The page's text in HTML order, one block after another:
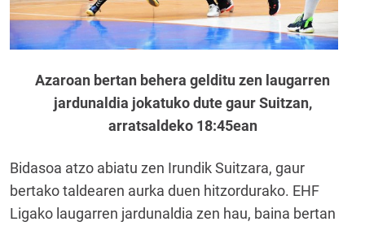
Azaroan bertan behera gelditu zen laugarren
jardunaldia jokatuko dute gaur Suitzan,
arratsaldeko 18:45ean
Bidasoa atzo abiatu zen Irundik Suitzara, gaur
bertako taldearen aurka duen hitzordurako. EHF
Ligako laugarren jardunaldia zen hau, baina bertan